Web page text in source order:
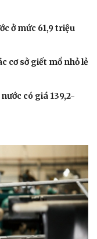
thời sự
đêm khuya
tình yêu
cho bé
tâm hồn
ở mức 61,9 triệu
cơ sở giết mổ nhỏ lẻ
có giá 139,2-